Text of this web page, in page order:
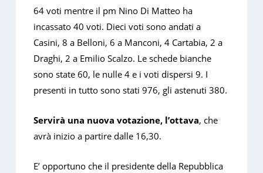
64 voti mentre il pm Nino Di Matteo ha
incassato 40 voti. Dieci voti sono andati a
Casini, 8 a Belloni, 6 a Manconi, 4 Cartabia, 2 a
Draghi, 2 a Emilio Scalzo. Le schede bianche
sono state 60, le nulle 4 e i voti dispersi 9. I
presenti in tutto sono stati 976, gli astenuti 380.
Servirà una nuova votazione, l’ottava, che
avrà inizio a partire dalle 16,30.
E’ opportuno che il presidente della Repubblica